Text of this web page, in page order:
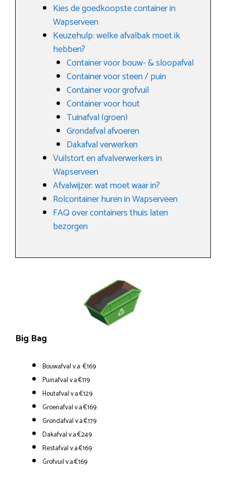
Kies de goedkoopste container in
Wapserveen
Keuzehulp: welke afvalbak moet ik
hebben?
Container voor bouw- & sloopafval
Container voor steen / puin
Container voor grofvuil
Container voor hout
Tuinafval (groen)
Grondafval afvoeren
Dakafval verwerken
Vuilstort en afvalverwerkers in
Wapserveen
Afvalwijzer: wat moet waar in?
Rolcontainer huren in Wapserveen
FAQ over containers thuis laten
bezorgen
Big Bag
Bouwafval v.a. €169
Puinafval v.a.€119
Houtafval v.a.€129
Groenafval v.a.€169
Grondafval v.a.€179
Dakafval v.a.€249
Restafval v.a.€169
Grofvuil v.a.€169